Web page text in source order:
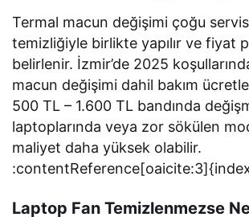
Termal macun değişimi çoğu
temizliğiyle birlikte yapılır ve fiyat
belirlenir. İzmir’de 2025
macun değişimi dahil bakım
500 TL – 1.600 TL bandında
laptoplarında veya zor sökülen
maliyet daha yüksek olabilir.
Laptop Fan Temizlenmezse